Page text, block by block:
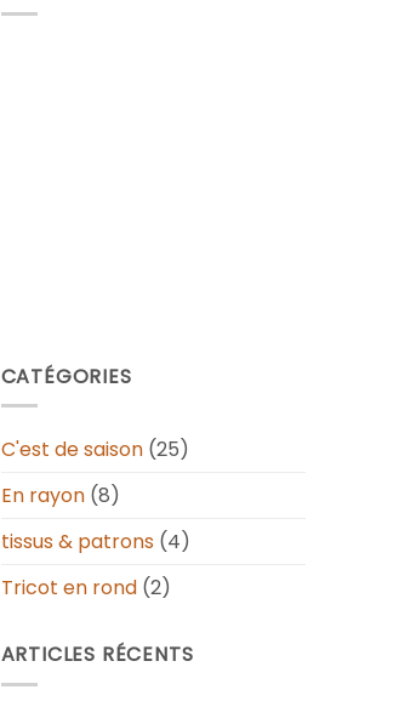
CATÉGORIES
C'est de saison(25)
En rayon(8)
tissus & patrons(4)
Tricot en rond(2)
ARTICLES RÉCENTS